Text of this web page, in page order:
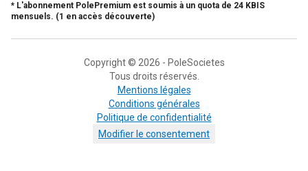
* L'abonnement PolePremium est soumis à un quota de 24 KBIS
mensuels. (1 en accès découverte)
Copyright © 2026 - PoleSocietes
Tous droits réservés.
Mentions légales
Conditions générales
Politique de confidentialité
Modifier le consentement